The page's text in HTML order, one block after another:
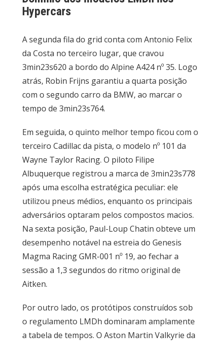
Hypercars
A segunda fila do grid conta com Antonio Felix
da Costa no terceiro lugar, que cravou
3min23s620 a bordo do Alpine A424 nº 35. Logo
atrás, Robin Frijns garantiu a quarta posição
com o segundo carro da BMW, ao marcar o
tempo de 3min23s764.
Em seguida, o quinto melhor tempo ficou com o
terceiro Cadillac da pista, o modelo nº 101 da
Wayne Taylor Racing. O piloto Filipe
Albuquerque registrou a marca de 3min23s778
após uma escolha estratégica peculiar: ele
utilizou pneus médios, enquanto os principais
adversários optaram pelos compostos macios.
Na sexta posição, Paul-Loup Chatin obteve um
desempenho notável na estreia do Genesis
Magma Racing GMR-001 nº 19, ao fechar a
sessão a 1,3 segundos do ritmo original de
Aitken.
Por outro lado, os protótipos construídos sob
o regulamento LMDh dominaram amplamente
a tabela de tempos. O Aston Martin Valkyrie da